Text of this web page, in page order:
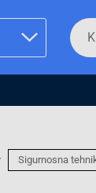
Da
broj,
EAN
ili
Sigurnosna